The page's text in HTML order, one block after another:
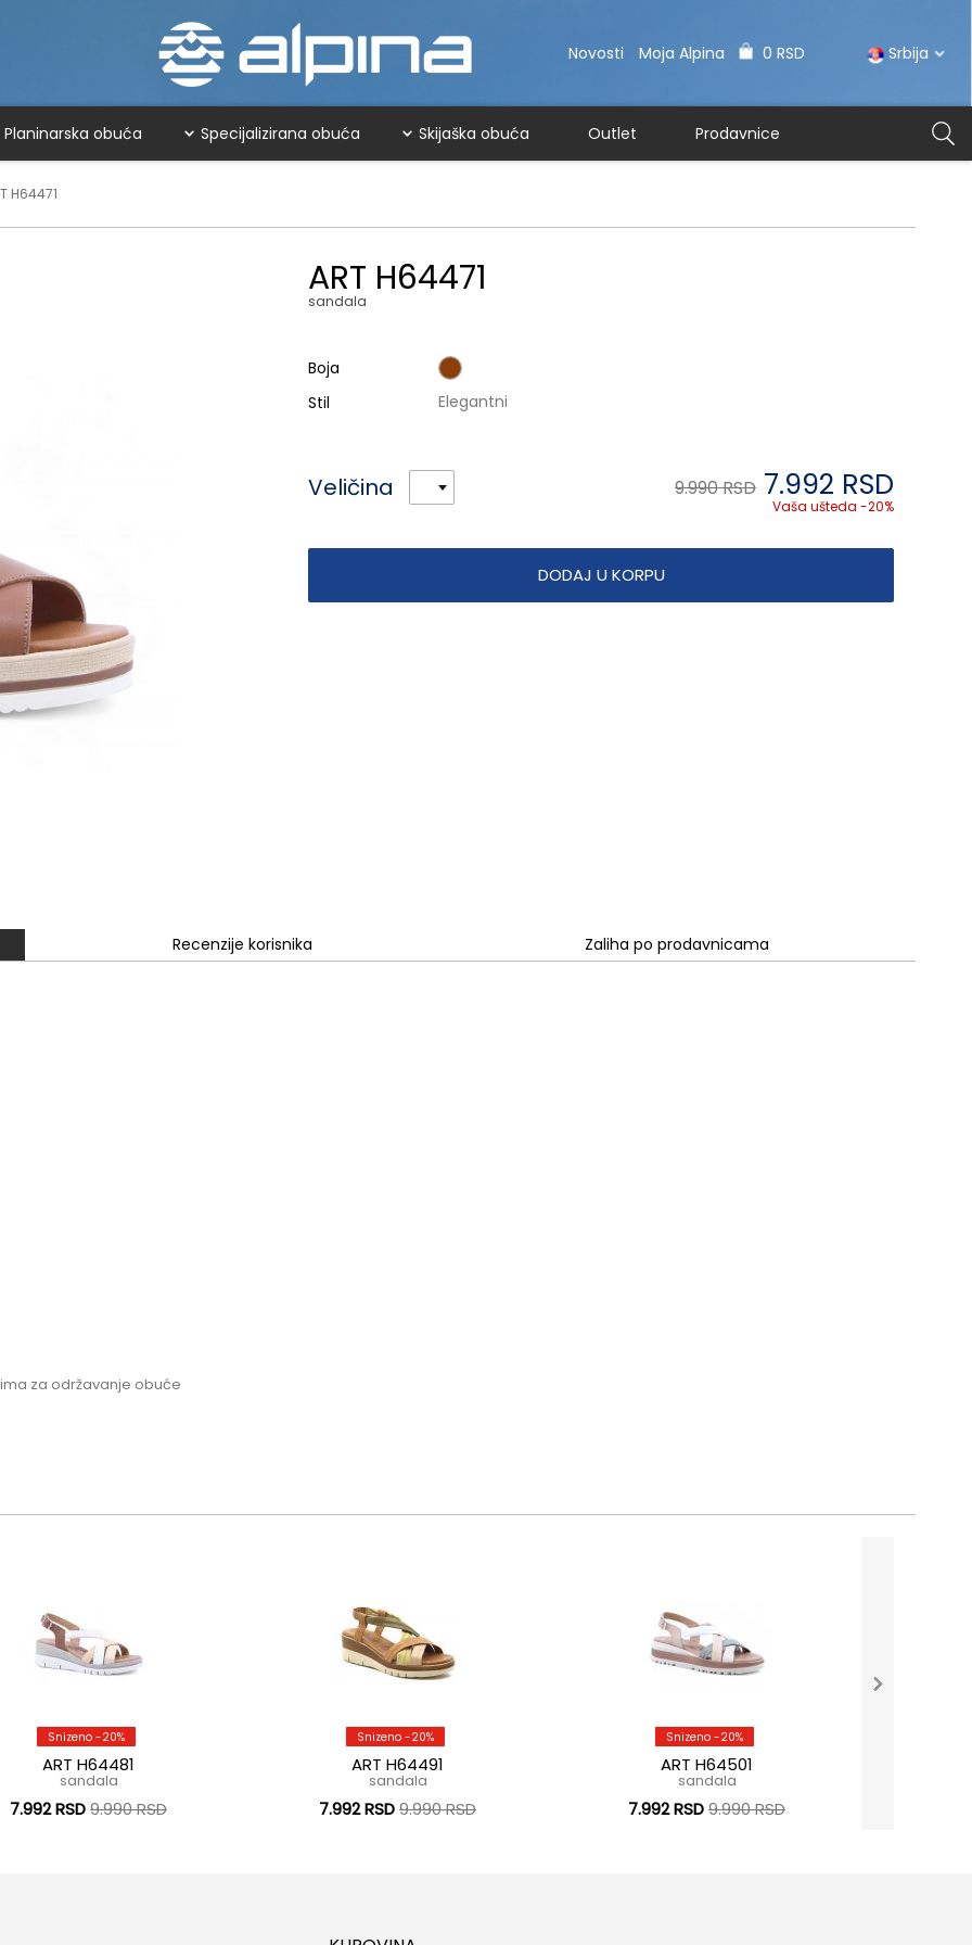
Novosti Moja Alpina 0 RSD Srbija
Planinarska obuća Specijalizirana obuća Skijaška obuća Outlet Prodavnice
H64471
ART H64471
sandala
Boja
Stil
Elegantni
9.990 RSD 7.992 RSD
Vaša ušteda -20%
Veličina
DODAJ U KORPU
Recenzije korisnika Zaliha po prodavnicama
za održavanje obuće
Snizeno -20%
ART H64481
sandala
7.992 RSD9.990 RSD
Snizeno -20%
ART H64491
sandala
7.992 RSD9.990 RSD
Snizeno -20%
ART H64501
sandala
7.992 RSD9.990 RSD